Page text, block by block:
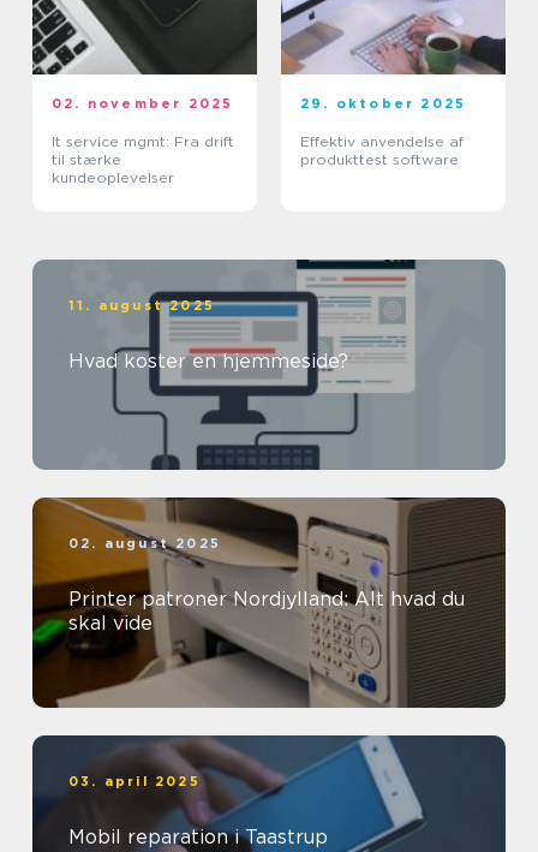
02. november 2025
It service mgmt: Fra drift
til stærke
kundeoplevelser
29. oktober 2025
Effektiv anvendelse af
produkttest software
11. august 2025
Hvad koster en hjemmeside?
02. august 2025
Printer patroner Nordjylland: Alt hvad du
skal vide
03. april 2025
Mobil reparation i Taastrup